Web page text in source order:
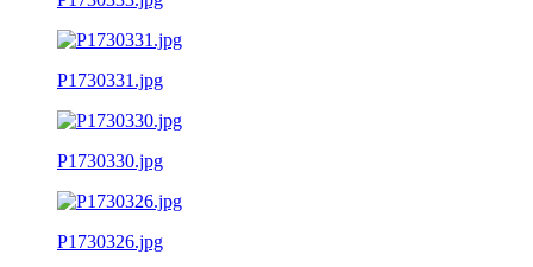
P1730331.jpg
P1730330.jpg
P1730326.jpg